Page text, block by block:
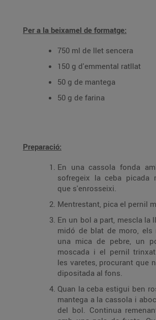
Per a la beixamel de formatge:
750 ml de llet sencera
150 g d'emmental ratllat
50 g de mantega
50 g de farina
Preparació:
En una cassola fonda
sofregeix la ceba picada
que s'enrosseixi.
Mentrestant, pica el pernil
En un bol a part, mescla la
midó de blat de moro, els
una mica de pebre, un
moscada i el pernil
les varetes, procurant que
dipositada al fons.
Quan la ceba estigui ben
mantega a la cassola i
del bol. Continua